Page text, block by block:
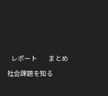
レポート
まとめ
社会課題を知る